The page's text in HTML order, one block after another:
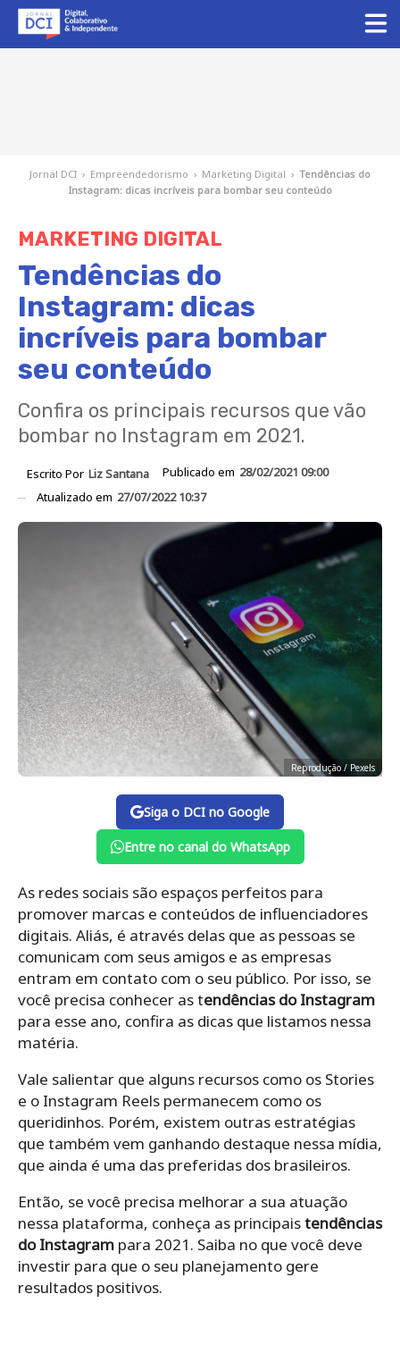
Jornal DCI › Empreendedorismo › Marketing Digital › Tendências do
Instagram: dicas incríveis para bombar seu conteúdo
MARKETING DIGITAL
Tendências do
Instagram: dicas
incríveis para bombar
seu conteúdo
Confira os principais recursos que vão
bombar no Instagram em 2021.
Escrito Por Liz Santana Publicado em 28/02/2021 09:00
Atualizado em 27/07/2022 10:37
Reprodução / Pexels
Siga o DCI no Google
Entre no canal do WhatsApp
As redes sociais são espaços perfeitos para
promover marcas e conteúdos de influenciadores
digitais. Aliás, é através delas que as pessoas se
comunicam com seus amigos e as empresas
entram em contato com o seu público. Por isso, se
você precisa conhecer as tendências do Instagram
para esse ano, confira as dicas que listamos nessa
matéria.
Vale salientar que alguns recursos como os Stories
e o Instagram Reels permanecem como os
queridinhos. Porém, existem outras estratégias
que também vem ganhando destaque nessa mídia,
que ainda é uma das preferidas dos brasileiros.
Então, se você precisa melhorar a sua atuação
nessa plataforma, conheça as principaistendências
do Instagram para 2021. Saiba no que você deve
investir para que o seu planejamento gere
resultados positivos.